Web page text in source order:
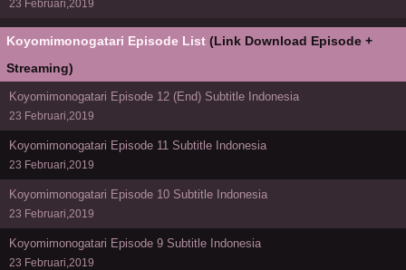
23 Februari,2019
Koyomimonogatari Episode List (Link Download Episode +
Streaming)
Koyomimonogatari Episode 12 (End) Subtitle Indonesia
23 Februari,2019
Koyomimonogatari Episode 11 Subtitle Indonesia
23 Februari,2019
Koyomimonogatari Episode 10 Subtitle Indonesia
23 Februari,2019
Koyomimonogatari Episode 9 Subtitle Indonesia
23 Februari,2019